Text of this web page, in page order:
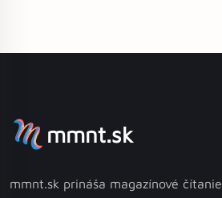
mmnt.sk
mmnt.sk prináša magazínové čítanie